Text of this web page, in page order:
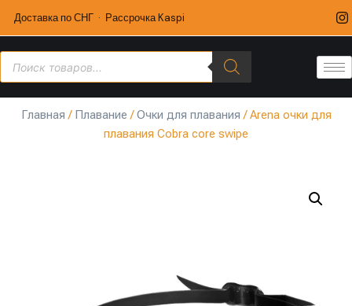
Доставка по СНГ · Рассрочка Kaspi
Главная / Плавание /Очки для плавания / Arena очки для
плавания Cobra core swipe